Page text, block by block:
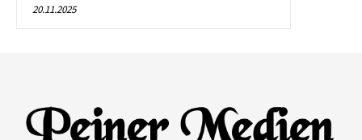
20.11.2025